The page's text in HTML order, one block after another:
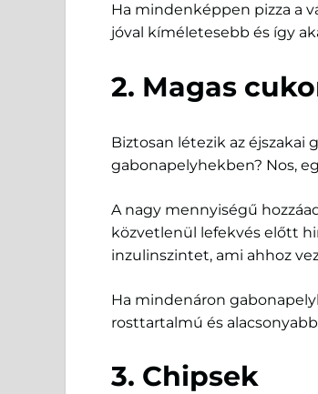
Ha mindenképpen pizza a
jóval kíméletesebb és így
2. Magas
Biztosan létezik az
gabonapelyhekben? Nos,
A nagy mennyiségű
közvetlenül lefekvés előtt
inzulinszintet, ami ahhoz
Ha mindenáron
rosttartalmú és
3. Chipsek